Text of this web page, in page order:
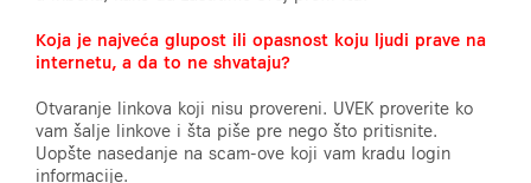
Koja je najveća glupost ili opasnost koju ljudi prave na
internetu, a da to ne shvataju?
Otvaranje linkova koji nisu provereni. UVEK proverite ko
vam šalje linkove i šta piše pre nego što pritisnite.
Uopšte nasedanje na scam-ove koji vam kradu login
informacije.